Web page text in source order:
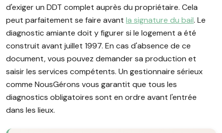
d'exiger un DDT complet auprès du propriétaire. Cela
peut parfaitement se faire avant la signature du bail. Le
diagnostic amiante doit y figurer si le logement a été
construit avant juillet 1997. En cas d'absence de ce
document, vous pouvez demander sa production et
saisir les services compétents. Un gestionnaire sérieux
comme NousGérons vous garantit que tous les
diagnostics obligatoires sont en ordre avant l'entrée
dans les lieux.